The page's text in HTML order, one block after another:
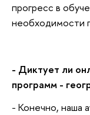
прогресс в
необходимости
- Диктует ли
программ -
- Конечно, наша